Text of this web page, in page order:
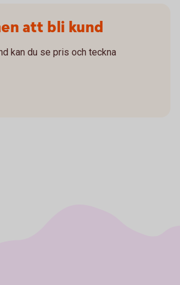
att bli kund
kan du se pris och teckna